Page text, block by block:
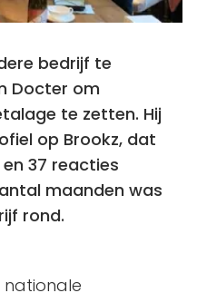
bedrijf te
Docter om
te zetten. Hij
op Brookz, dat
37 reacties
maanden was
rond.
nationale